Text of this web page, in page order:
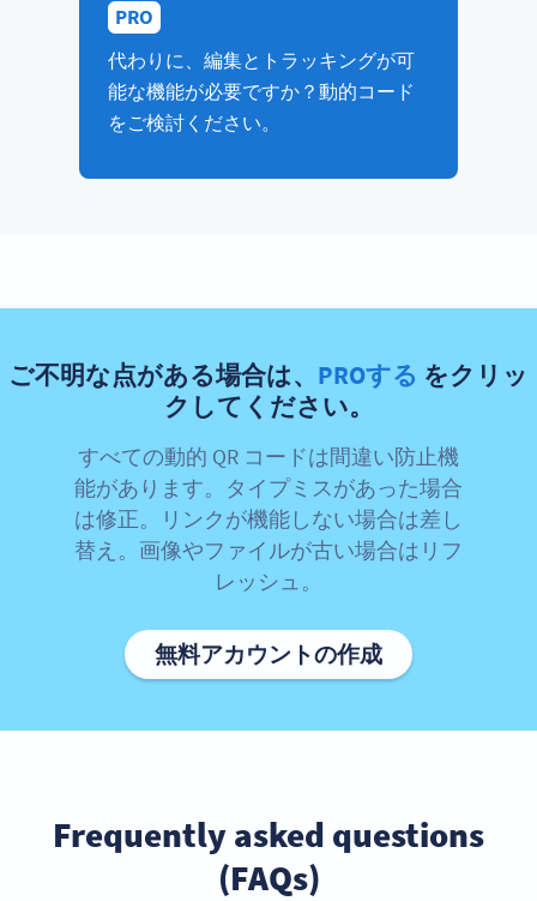
PRO
代わりに、編集とトラッキングが可
能な機能が必要ですか？動的コード
をご検討ください。
ご不明な点がある場合は、 PROする をクリッ
クしてください。
すべての動的 QR コードは間違い防止機
能があります。タイプミスがあった場合
は修正。リンクが機能しない場合は差し
替え。画像やファイルが古い場合はリフ
レッシュ。
無料アカウントの作成
Frequently asked questions
(FAQs)